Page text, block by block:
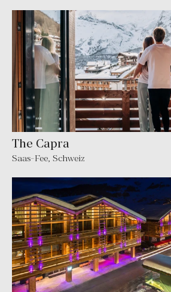
The Capra
Saas-Fee, Schweiz